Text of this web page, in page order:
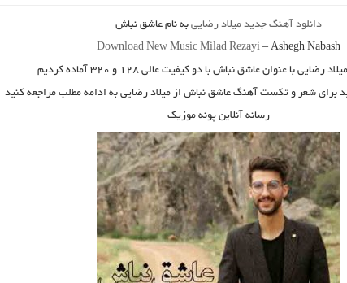
دانلود آهنگ جدید میلاد رضایی به نامعاشق نباش
Download New Music Milad Rezayi– Ashegh Nabash
میلاد رضایی با عنوانعاشق نباش با دو کیفیت عالی ۱۲۸ و ۳۲۰ آماده کردیم
برای شعر و تکست آهنگ عاشق نباش از میلاد رضایی به ادامه مطلب مراجعه کنید
رسانه آنلاین پونه موزیک